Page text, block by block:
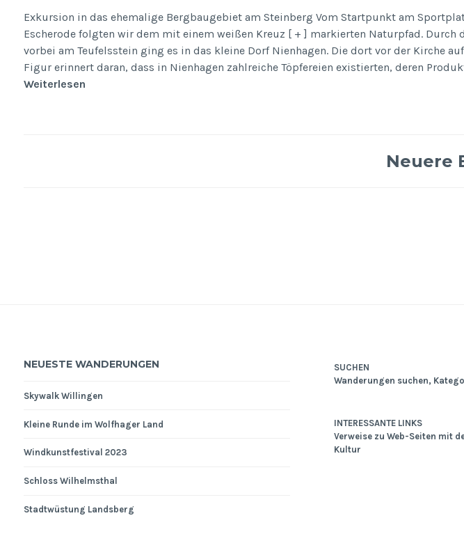
Exkursion in das ehemalige Bergbaugebiet am Steinberg Vom Startpunkt am
Escherode folgten wir dem mit einem weißen Kreuz [ + ] markierten Naturpfad. Durch
vorbei am Teufelsstein ging es in das kleine Dorf Nienhagen. Die dort vor der Kirche
Figur erinnert daran, dass in Nienhagen zahlreiche Töpfereien existierten, deren
WeiterlesenDer
Neuere
NEUESTE WANDERUNGEN
Skywalk Willingen
Kleine Runde im Wolfhager Land
Windkunstfestival 2023
Schloss Wilhelmsthal
Stadtwüstung Landsberg
SUCHEN
Wanderungen suchen,
INTERESSANTE LINKS
Verweise zu Web-Seiten mit
Kultur